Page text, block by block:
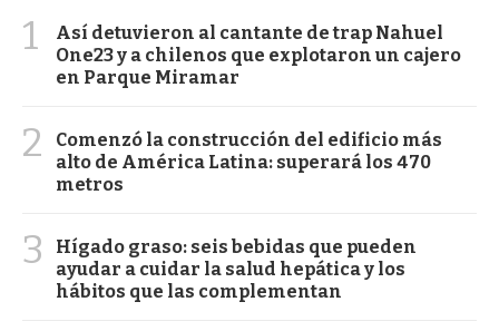
1
Así detuvieron al cantante de trap Nahuel
One23 y a chilenos que explotaron un cajero
en Parque Miramar
2
Comenzó la construcción del edificio más
alto de América Latina: superará los 470
metros
3
Hígado graso: seis bebidas que pueden
ayudar a cuidar la salud hepática y los
hábitos que las complementan